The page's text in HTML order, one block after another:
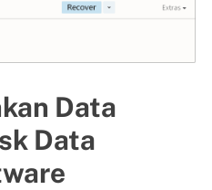
Data
Data